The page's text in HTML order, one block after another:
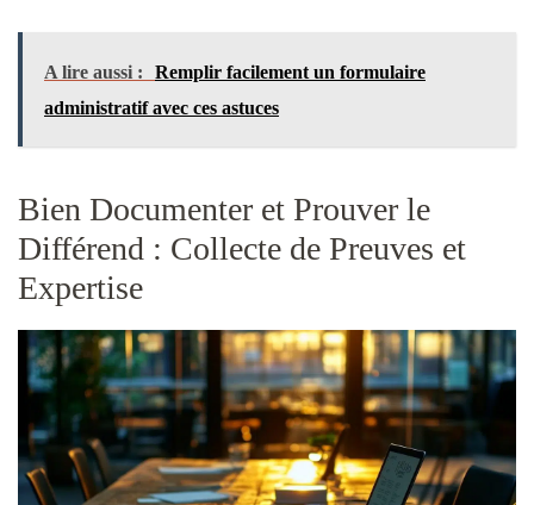
A lire aussi :
Remplir facilement un formulaire
administratif avec ces astuces
Bien Documenter et Prouver le
Différend : Collecte de Preuves et
Expertise